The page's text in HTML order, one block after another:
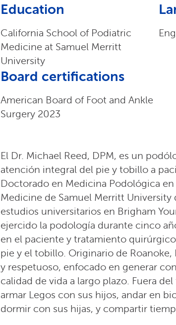
Education
California School of Podiatric
Medicine at Samuel Merritt
University
Board certifications
American Board of Foot and Ankle
Surgery 2023
El Dr. Michael Reed, DPM, es un
atención integral del pie y tobillo a
Doctorado en Medicina Podológica
Medicine de Samuel Merritt University
estudios universitarios en Brigham
ejercido la podología durante cinco
en el paciente y tratamiento
pie y el tobillo. Originario de
y respetuoso, enfocado en generar
calidad de vida a largo plazo. Fuera
armar Legos con sus hijos, andar en
dormir con sus hijas, y compartir